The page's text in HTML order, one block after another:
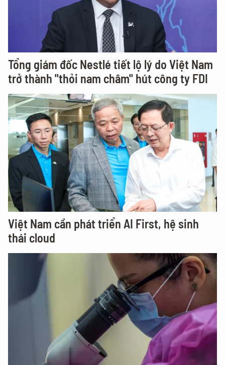
Tổng giám đốc Nestlé tiết lộ lý do Việt Nam
trở thành "thỏi nam châm" hút công ty FDI
Việt Nam cần phát triển AI First, hệ sinh
thái cloud